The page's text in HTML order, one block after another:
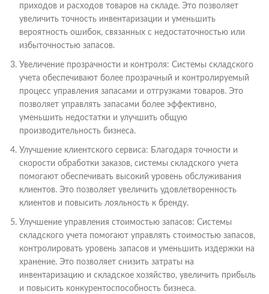
приходов и расходов товаров на складе. Это позволяет
увеличить точность инвентаризации и уменьшить
вероятность ошибок, связанных с недостаточностью или
избыточностью запасов.
Увеличение прозрачности и контроля: Системы складского
учета обеспечивают более прозрачный и контролируемый
процесс управления запасами и отгрузками товаров. Это
позволяет управлять запасами более эффективно,
уменьшить недостатки и улучшить общую
производительность бизнеса.
Улучшение клиентского сервиса: Благодаря точности и
скорости обработки заказов, системы складского учета
помогают обеспечивать высокий уровень обслуживания
клиентов. Это позволяет увеличить удовлетворенность
клиентов и повысить лояльность к бренду.
Улучшение управления стоимостью запасов: Системы
складского учета помогают управлять стоимостью запасов,
контролировать уровень запасов и уменьшить издержки на
хранение. Это позволяет снизить затраты на
инвентаризацию и складское хозяйство, увеличить прибыль
и повысить конкурентоспособность бизнеса.